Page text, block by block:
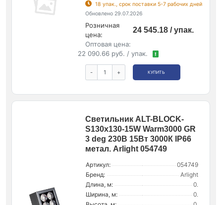
18 упак., срок поставки 5-7 рабочих дней
Обновлено 29.07.2026
Розничная
цена:
24 545.18 / упак.
Оптовая цена:
22 090.66 руб. / упак.
!
- + КУПИТЬ
Светильник ALT-BLOCK-
S130x130-15W Warm3000 GR
3 deg 230В 15Вт 3000К IP66
метал. Arlight 054749
Артикул:
054749
Бренд:
Arlight
Длина, м:
0.
Ширина, м:
0.